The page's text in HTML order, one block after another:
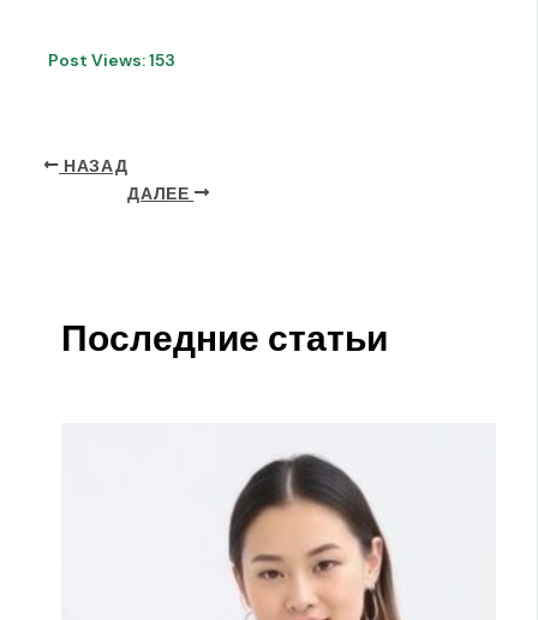
Post Views:153
НАЗАД
ДАЛЕЕ
Последние статьи